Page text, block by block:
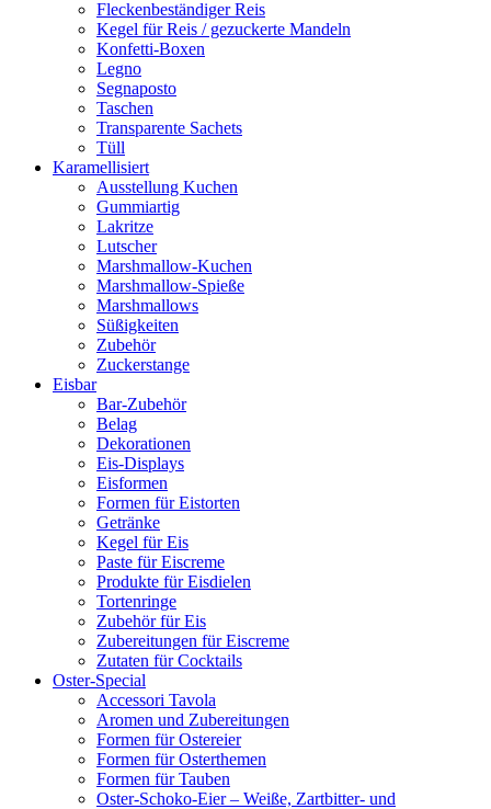
Fleckenbeständiger Reis
Kegel für Reis / gezuckerte Mandeln
Konfetti-Boxen
Legno
Segnaposto
Taschen
Transparente Sachets
Tüll
Karamellisiert
Ausstellung Kuchen
Gummiartig
Lakritze
Lutscher
Marshmallow-Kuchen
Marshmallow-Spieße
Marshmallows
Süßigkeiten
Zubehör
Zuckerstange
Eisbar
Bar-Zubehör
Belag
Dekorationen
Eis-Displays
Eisformen
Formen für Eistorten
Getränke
Kegel für Eis
Paste für Eiscreme
Produkte für Eisdielen
Tortenringe
Zubehör für Eis
Zubereitungen für Eiscreme
Zutaten für Cocktails
Oster-Special
Accessori Tavola
Aromen und Zubereitungen
Formen für Ostereier
Formen für Osterthemen
Formen für Tauben
Oster-Schoko-Eier – Weiße, Zartbitter- und